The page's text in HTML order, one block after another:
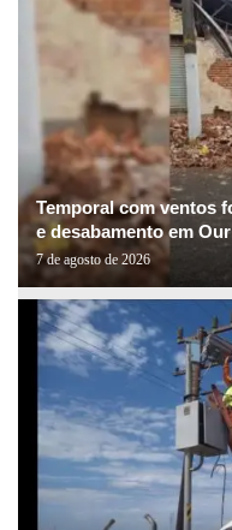
Temporal com ventos
e desabamento em
7 de agosto de 2026